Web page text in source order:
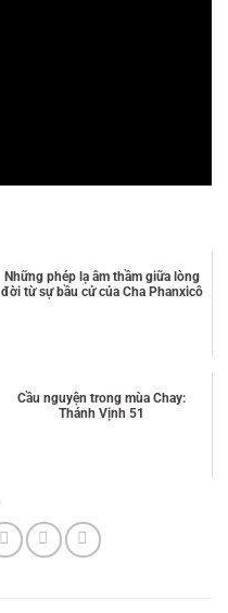
Những phép lạ âm thầm giữa lòng
đời từ sự bầu cử của Cha Phanxicô
Cầu nguyện trong mùa Chay:
Thánh Vịnh 51